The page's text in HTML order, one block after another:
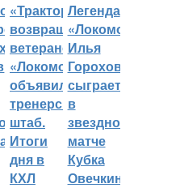
«Трактор»
возвращает
ветеранов,
«Локомотив»
объявил
тренерский
штаб.
Итоги
дня в
КХЛ
Легенда
«Локомотива»
Илья
Горохов
сыграет
в
звездном
матче
Кубка
Овечкина